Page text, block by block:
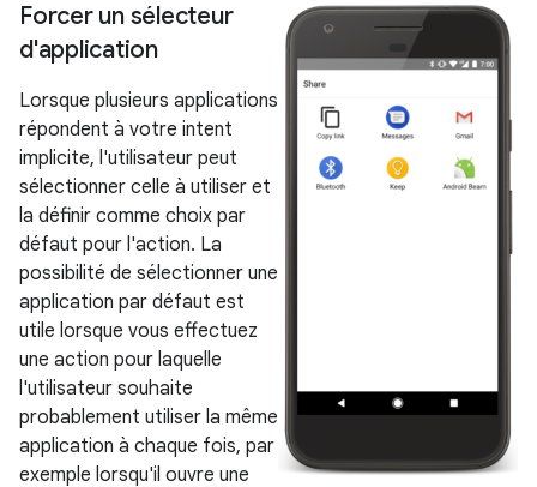
Forcer un sélecteur
d'application
Lorsque plusieurs applications
répondent à votre intent
implicite, l'utilisateur peut
sélectionner celle à utiliser et
la définir comme choix par
défaut pour l'action. La
possibilité de sélectionner une
application par défaut est
utile lorsque vous effectuez
une action pour laquelle
l'utilisateur souhaite
probablement utiliser la même
application à chaque fois, par
exemple lorsqu'il ouvre une